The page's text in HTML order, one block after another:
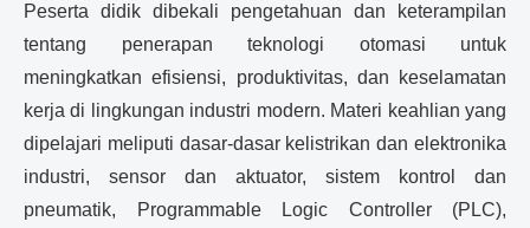
Peserta didik dibekali pengetahuan dan keterampilan
tentang penerapan teknologi otomasi untuk
meningkatkan efisiensi, produktivitas, dan keselamatan
kerja di lingkungan industri modern. Materi keahlian yang
dipelajari meliputi dasar-dasar kelistrikan dan elektronika
industri, sensor dan aktuator, sistem kontrol dan
pneumatik, Programmable Logic Controller (PLC),